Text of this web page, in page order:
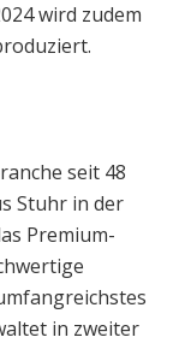
wird zudem
seit 48
Stuhr in der
Premium-
in zweiter